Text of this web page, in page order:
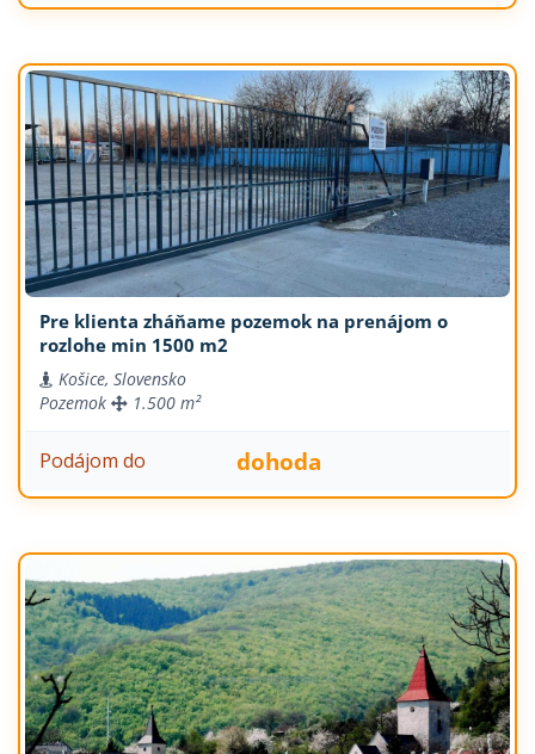
Pre klienta zháňame pozemok na prenájom o
rozlohe min 1500 m2
Košice, Slovensko
Pozemok
1.500 m²
Podájom do dohoda